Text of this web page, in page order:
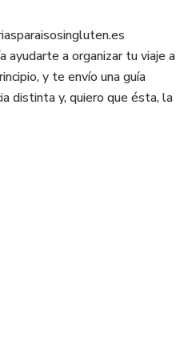
ayudarte a organizar tu viaje a
y te envío una guía
distinta y, quiero que ésta, la